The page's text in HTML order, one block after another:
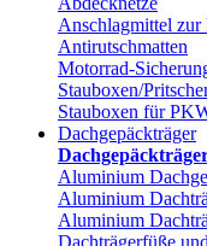
Anschlagmittel zur
Antirutschmatten
Motorrad-
Stauboxen/
Stauboxen für
Dachgepäckträger
Aluminium
Aluminium
Aluminium
Dachträgerfüße